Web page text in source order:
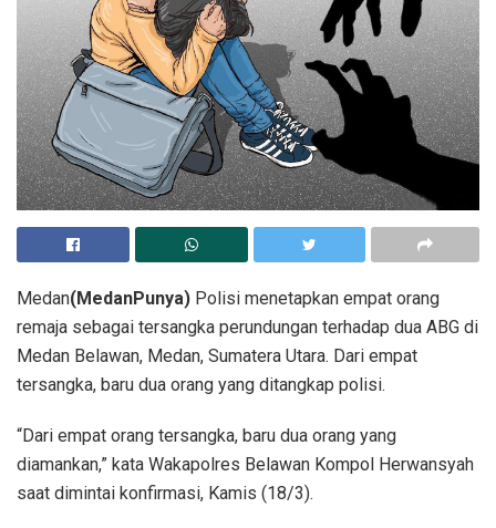
Medan(MedanPunya) Polisi menetapkan empat orang
remaja sebagai tersangka perundungan terhadap dua ABG di
Medan Belawan, Medan, Sumatera Utara. Dari empat
tersangka, baru dua orang yang ditangkap polisi.
“Dari empat orang tersangka, baru dua orang yang
diamankan,” kata Wakapolres Belawan Kompol Herwansyah
saat dimintai konfirmasi, Kamis (18/3).